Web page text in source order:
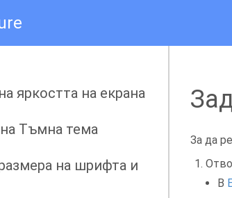
За да
В
със
яркостта на екрана
Тъмна тема
на шрифта и